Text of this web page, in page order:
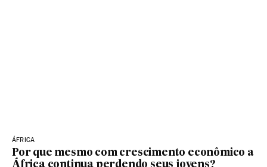
ÁFRICA
Por que mesmo com crescimento econômico a
África continua perdendo seus jovens?